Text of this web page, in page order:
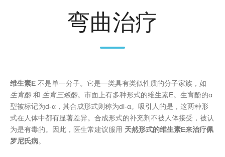
弯曲治疗
维生素E 不是单一分子。它是一类具有类似性质的分子家族，如
生育酚和 生育三烯酚。市面上有多种形式的维生素E。生育酚的α
型被标记为d-α，其合成形式则称为dl-α。吸引人的是，这两种形
式在人体中都有显著差异。合成形式的补充剂不被人体接受，被认
为是有毒的。因此，医生常建议服用 天然形式的维生素E来治疗佩
罗尼氏病。